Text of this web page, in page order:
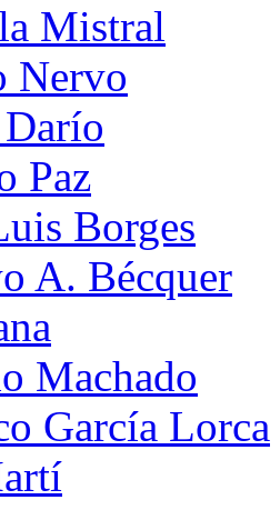
Mistral
Nervo
Paz
Borges
A. Bécquer
Machado
García Lorca